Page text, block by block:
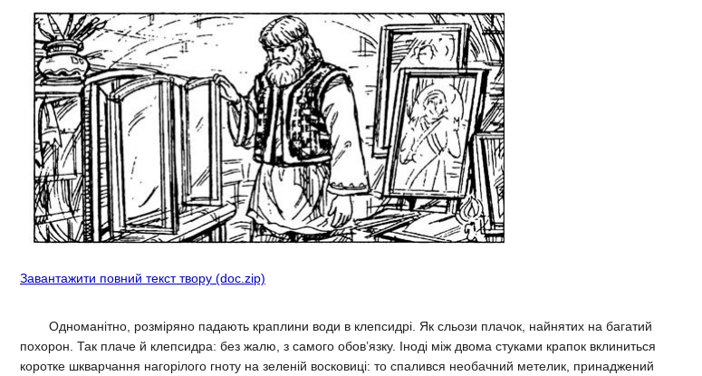
Завантажити повний текст твору (doc.zip)
Одноманітно, розміряно падають краплини води в клепсидрі. Як сльози плачок, найнятих на багатий
похорон. Так плаче й клепсидра: без жалю, з самого обов’язку. Іноді між двома стуками крапок вклиниться
коротке шкварчання нагорілого гноту на зеленій восковиці: то спалився необачний метелик, принаджений